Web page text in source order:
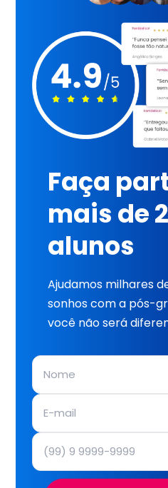
Faça
mais de
alunos
Ajudamos milhares
sonhos com a pós-
você não será